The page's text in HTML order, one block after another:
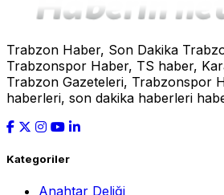
Trabzon Haber, Son Dakika
Trabzonspor Haber, TS haber,
Trabzon Gazeteleri, Trabzonspor
haberleri, son dakika haberleri
Kategoriler
Anahtar Deliği